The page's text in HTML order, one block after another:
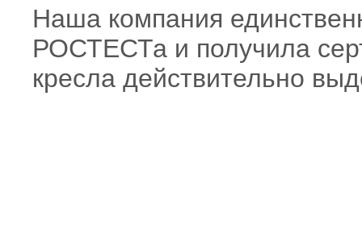
Наша компания
РОСТЕСТа и получила
кресла действительно